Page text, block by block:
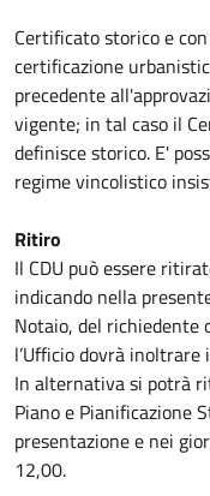
Certificato storico e
certificazione
precedente
vigente; in tal caso il
definisce storico. E'
regime vincolistico
Ritiro
Il CDU può essere
indicando nella
Notaio, del richiedente
l’Ufficio dovrà
In alternativa si potrà
Piano e Pianificazione
presentazione e nei
12,00.